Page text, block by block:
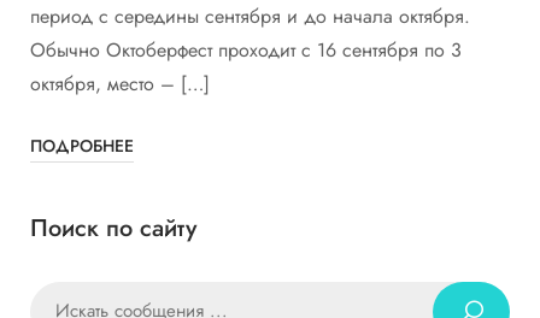
период с середины сентября и до начала октября.
Обычно Октоберфест проходит с 16 сентября по 3
октября, место – […]
ПОДРОБНЕЕ
Поиск по сайту